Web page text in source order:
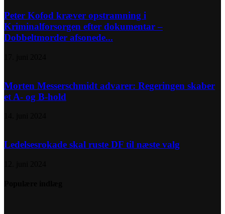
Peter Kofod kræver opstramning i
Kriminalforsorgen efter dokumentar –
Dobbeltmorder afsonede...
Morten Messerschmidt advarer: Regeringen skaber
et A- og B-hold
Ledelsesrokade skal ruste DF til næste valg